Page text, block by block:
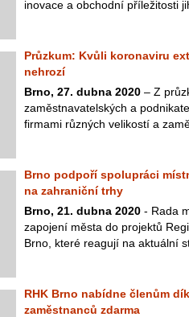
inovace a obchodní příležitosti
Průzkum: Kvůli koronaviru
nehrozí
Brno, 27. dubna 2020 – Z
zaměstnavatelských a
firmami různých velikostí a
Brno podpoří spolupráci
na zahraniční trhy
Brno, 21. dubna 2020 - Rada
zapojení města do projektů
Brno, které reagují na aktuální
RHK Brno nabídne členům
zaměstnanců zdarma